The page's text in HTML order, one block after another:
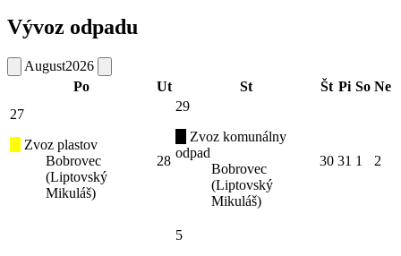
Vývoz odpadu
August2026
Po
Ut St Št Pi So Ne
27
Zvoz plastov
Bobrovec
(Liptovský
Mikuláš)
28
29
Zvoz komunálny
odpad
Bobrovec
(Liptovský
Mikuláš)
30 31 1 2
5